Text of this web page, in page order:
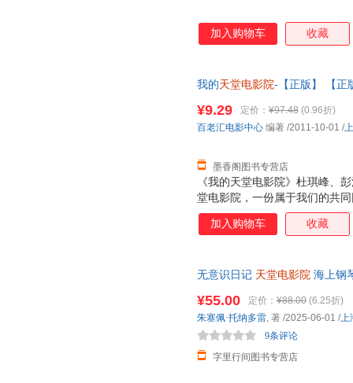
加入购物车 收藏
我的天堂电影院-【正版】 【正
《我的天堂电影院》杜琪峰、
堂电影院，一份属于我们的共
人带您游览世界各地极富特色
辛动情推荐，那些在电影院发
¥9.29 定价： ¥97.48 (0.96折)
墨香阁图书专营店
百老汇电影中心 编著 /2011-10-01 /
加入购物车 收藏
无意识日记 天堂电影院 海上钢
¥55.00 定价： ¥88.00 (6.25折)
字里行间图书专营店
9条评论
朱塞佩·托纳多雷, 著 /2025-06-01 /上